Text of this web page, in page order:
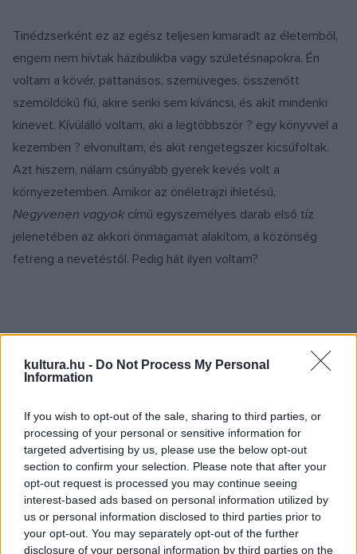
kultura.hu - Do Not Process My Personal
Information
If you wish to opt-out of the sale, sharing to third parties, or
processing of your personal or sensitive information for
targeted advertising by us, please use the below opt-out
section to confirm your selection. Please note that after your
opt-out request is processed you may continue seeing
interest-based ads based on personal information utilized by
us or personal information disclosed to third parties prior to
your opt-out. You may separately opt-out of the further
disclosure of your personal information by third parties on the
Tinédzserként ez az egész teljesen kimaradt az életemből,
engem nem hívtak házibulikba vagy születésnapokra. Én
voltam a kövér, pattanásos, szemüveges, összenőtt
szemöldökű fiú, akire senki sem kíváncsi, és akit mindenki
kinevet. Kívülálló voltam, aki a legtöbbször ? egy könyvvel a
kezemben ? elvonultam, és akit rengetegszer kicsúfoltak.
Azt hiszem, nálam csúnyább gyerek kevés volt a
környezetemben. Amikor az önéletrajzi ihletésű,
Negyvenen vagyok című egyszemélyes darab első tíz
jelenetében az akkori önmagamat alakítom, a közönség
fetreng a nevetéstől. Pedig hát ilyen voltam?
alakítod. Milyen ez a karakter?
Ez a korszak, a ?60-as évek, még a rádiózás aranykorát
jelentette, nem volt internet, mobiltelefon, és az emberek
többségének televíziója sem, ezért a dj volt az isten, akiről
sokszor azt sem tudták, hogy néz ki, hiszen csak a hangját
hallották. A fontos az volt, hogy jó szövege legyen, és minél
jobb zenéket játsszon. Ahogy ma a vizualitás az élet minden
területén egyre nagyobb teret kap, akkoriban ezt a